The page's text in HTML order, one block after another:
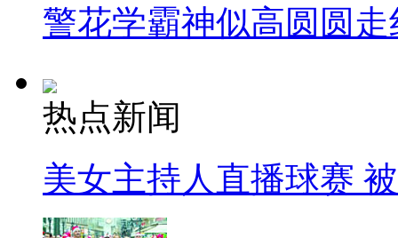
警花学霸神似高圆圆走
热点新闻
美女主持人直播球赛